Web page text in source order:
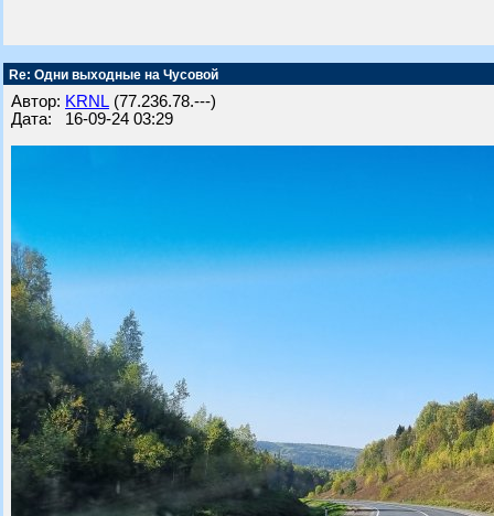
Re: Одни выходные на Чусовой
Автор: KRNL (77.236.78.---)
Дата: 16-09-24 03:29